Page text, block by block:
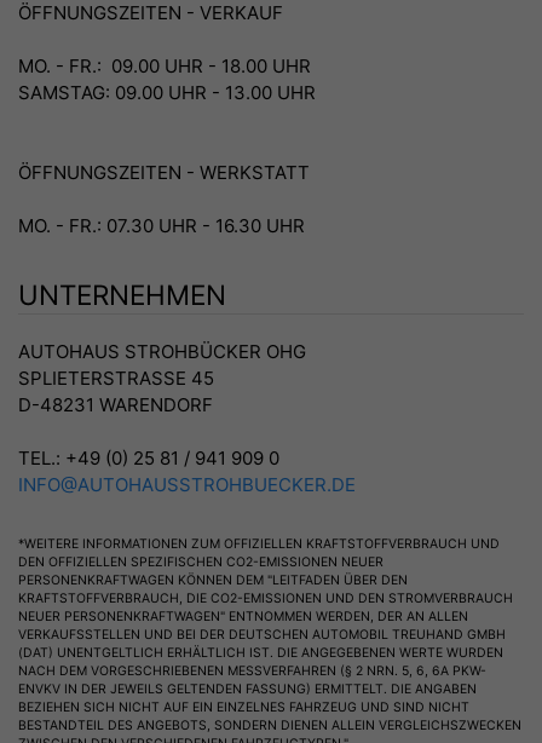
ÖFFNUNGSZEITEN - VERKAUF
MO. - FR.: 09.00 UHR - 18.00 UHR
SAMSTAG: 09.00 UHR - 13.00 UHR
ÖFFNUNGSZEITEN - WERKSTATT
MO. - FR.: 07.30 UHR - 16.30 UHR
UNTERNEHMEN
AUTOHAUS STROHBÜCKER OHG
SPLIETERSTRASSE 45
D-48231 WARENDORF
TEL.: +49 (0) 25 81 / 941 909 0
INFO@AUTOHAUSSTROHBUECKER.DE
*WEITERE INFORMATIONEN ZUM OFFIZIELLEN KRAFTSTOFFVERBRAUCH UND
DEN OFFIZIELLEN SPEZIFISCHEN CO2-EMISSIONEN NEUER
PERSONENKRAFTWAGEN KÖNNEN DEM "LEITFADEN ÜBER DEN
KRAFTSTOFFVERBRAUCH, DIE CO2-EMISSIONEN UND DEN STROMVERBRAUCH
NEUER PERSONENKRAFTWAGEN" ENTNOMMEN WERDEN, DER AN ALLEN
VERKAUFSSTELLEN UND BEI DER DEUTSCHEN AUTOMOBIL TREUHAND GMBH
(DAT) UNENTGELTLICH ERHÄLTLICH IST. DIE ANGEGEBENEN WERTE WURDEN
NACH DEM VORGESCHRIEBENEN MESSVERFAHREN (§ 2 NRN. 5, 6, 6A PKW-
ENVKV IN DER JEWEILS GELTENDEN FASSUNG) ERMITTELT. DIE ANGABEN
BEZIEHEN SICH NICHT AUF EIN EINZELNES FAHRZEUG UND SIND NICHT
BESTANDTEIL DES ANGEBOTS, SONDERN DIENEN ALLEIN VERGLEICHSZWECKEN